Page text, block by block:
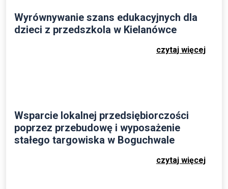
Wyrównywanie szans edukacyjnych dla
dzieci z przedszkola w Kielanówce
czytaj więcej
Wsparcie lokalnej przedsiębiorczości
poprzez przebudowę i wyposażenie
stałego targowiska w Boguchwale
czytaj więcej